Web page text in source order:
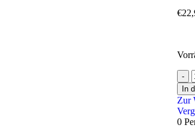
€
In
Zur
0